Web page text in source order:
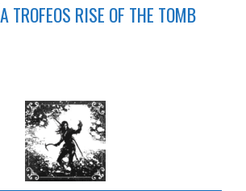
TROFEOS RISE OF THE TOMB